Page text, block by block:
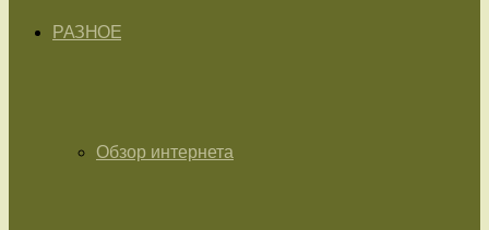
РАЗНОЕ
Обзор интернета